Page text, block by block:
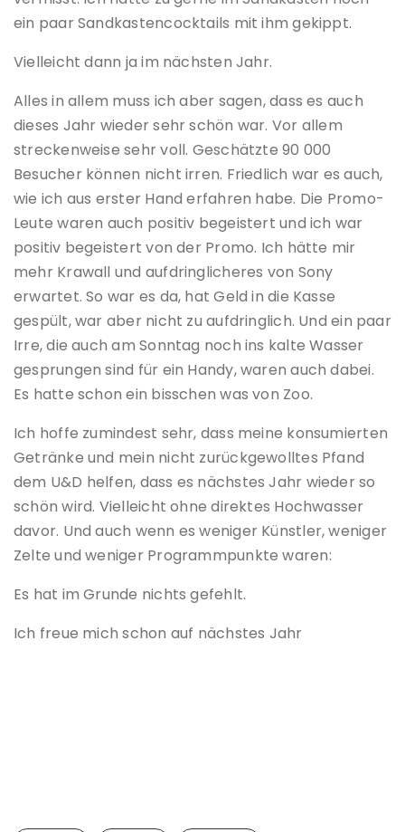
ein paar Sandkastencocktails mit ihm gekippt.
Vielleicht dann ja im nächsten Jahr.
Alles in allem muss ich aber sagen, dass es auch
dieses Jahr wieder sehr schön war. Vor allem
streckenweise sehr voll. Geschätzte 90 000
Besucher können nicht irren. Friedlich war es auch,
wie ich aus erster Hand erfahren habe. Die Promo-
Leute waren auch positiv begeistert und ich war
positiv begeistert von der Promo. Ich hätte mir
mehr Krawall und aufdringlicheres von Sony
erwartet. So war es da, hat Geld in die Kasse
gespült, war aber nicht zu aufdringlich. Und ein paar
Irre, die auch am Sonntag noch ins kalte Wasser
gesprungen sind für ein Handy, waren auch dabei.
Es hatte schon ein bisschen was von Zoo.
Ich hoffe zumindest sehr, dass meine konsumierten
Getränke und mein nicht zurückgewolltes Pfand
dem U&D helfen, dass es nächstes Jahr wieder so
schön wird. Vielleicht ohne direktes Hochwasser
davor. Und auch wenn es weniger Künstler, weniger
Zelte und weniger Programmpunkte waren:
Es hat im Grunde nichts gefehlt.
Ich freue mich schon auf nächstes Jahr